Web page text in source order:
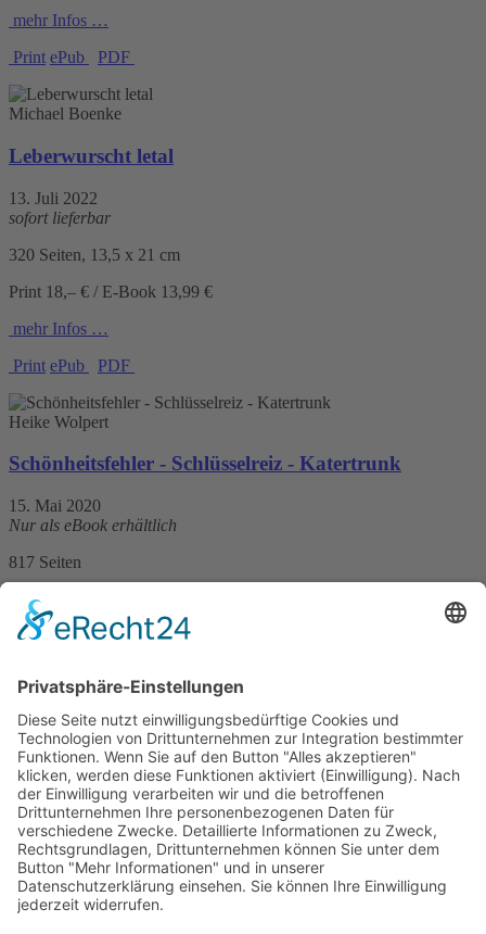
mehr Infos …
Print ePub PDF
Michael Boenke
Leberwurscht letal
13. Juli 2022
sofort lieferbar
320 Seiten, 13,5 x 21 cm
Print 18,– € / E-Book 13,99 €
mehr Infos …
Print ePub PDF
Heike Wolpert
Schönheitsfehler - Schlüsselreiz - Katertrunk
15. Mai 2020
Nur als eBook erhältlich
817 Seiten
Print 9,99 € / E-Book 9,99 €
mehr Infos …
Matthias P. Gibert
Unkrautkiller
6. Juli 2016
zur Zeit nicht lieferbar
320 Seiten, 12 x 20 cm
Print 14,– € / E-Book 10,99 €